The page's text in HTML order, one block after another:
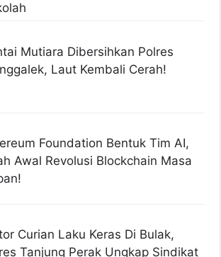
Mutiara Dibersihkan Polres
Laut Kembali Cerah!
Foundation Bentuk Tim AI,
Awal Revolusi Blockchain Masa
Curian Laku Keras Di Bulak,
Tanjung Perak Ungkap Sindikat